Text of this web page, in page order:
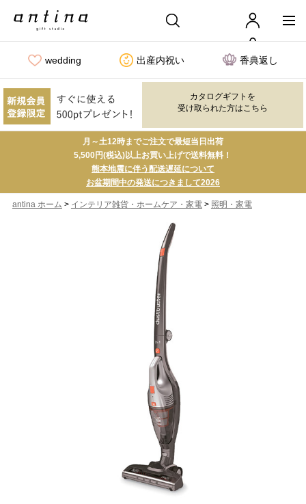
wedding 出産内祝い 香典返し
カタログギフトを
受け取られた方はこちら
月～土12時までご注文で最短当日出荷
5,500円(税込)以上お買い上げで送料無料！
熊本地震に伴う配送遅延について
お盆期間中の発送につきまして2026
antina ホーム > インテリア雑貨・ホームケア・家電> 照明・家電